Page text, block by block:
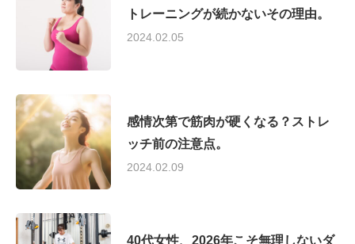
トレーニングが続かないその理由。
2024.02.05
感情次第で筋肉が硬くなる？ストレ
ッチ前の注意点。
2024.02.09
40代女性、2026年こそ無理しないダ